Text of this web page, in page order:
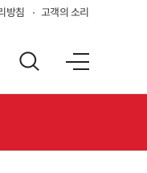
방침 고객의 소리